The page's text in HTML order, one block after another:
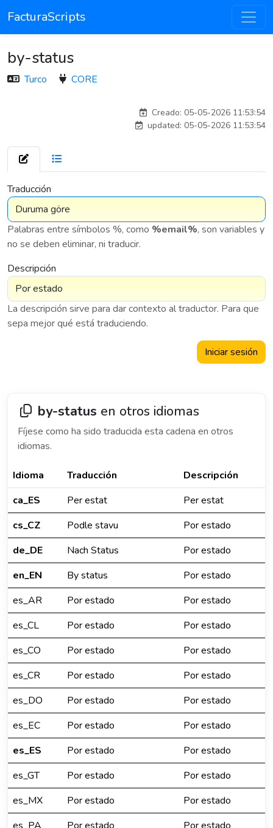
FacturaScripts
by-status
Turco CORE
Creado: 05-05-2026 11:53:54
updated: 05-05-2026 11:53:54
Traducción
Palabras entre símbolos %, como %email%, son variables y
no se deben eliminar, ni traducir.
Descripción
La descripción sirve para dar contexto al traductor. Para que
sepa mejor qué está traduciendo.
Iniciar sesión
by-status en otros idiomas
Fíjese como ha sido traducida esta cadena en otros
idiomas.
Idioma Traducción
Descripción
ca_ES
Per estat
Per estat
cs_CZ
Podle stavu
Por estado
de_DE
Nach Status
Por estado
en_EN
By status
Por estado
es_AR
Por estado
Por estado
es_CL
Por estado
Por estado
es_CO
Por estado
Por estado
es_CR
Por estado
Por estado
es_DO
Por estado
Por estado
es_EC
Por estado
Por estado
es_ES
Por estado
Por estado
es_GT
Por estado
Por estado
es_MX
Por estado
Por estado